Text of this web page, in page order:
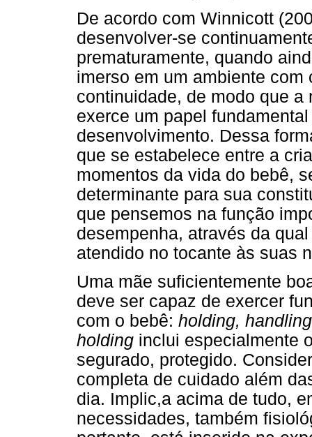
De acordo com Winnicott
desenvolver-se
prematuramente, quando
imerso em um ambiente
continuidade, de modo que
exerce um papel
desenvolvimento. Dessa
que se estabelece entre a
momentos da vida do bebê,
determinante para sua
que pensemos na função
desempenha, através da
atendido no tocante às suas
Uma mãe suficientemente
deve ser capaz de exercer
com o bebê: holding,
holding inclui especialmente
segurado, protegido.
completa de cuidado além
dia. Implic,a acima de tudo,
necessidades, também